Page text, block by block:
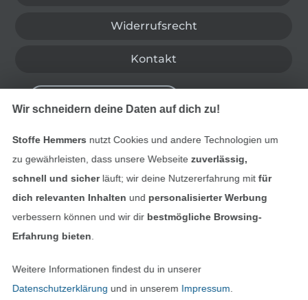
Widerrufsrecht
Kontakt
Finde mehr Inspiration
Wir schneidern deine Daten auf dich zu!
Stoffe Hemmers nutzt Cookies und andere Technologien um
zu gewährleisten, dass unsere Webseite zuverlässig,
schnell und sicherläuft; wir deine Nutzererfahrung mitfür
dich relevanten Inhalten und personalisierter Werbung
verbessern können und wir dir bestmögliche Browsing-
Erfahrung bieten
Weitere Informationen findest du in unserer
Datenschutzerklärung und in unserem Impressum